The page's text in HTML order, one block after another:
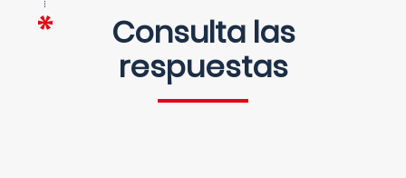
Consulta las
respuestas